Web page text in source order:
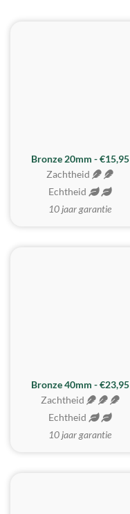
Bronze 20mm - €15,95
Zachtheid
Echtheid
10 jaar garantie
Bronze 40mm - €23,95
Zachtheid
Echtheid
10 jaar garantie